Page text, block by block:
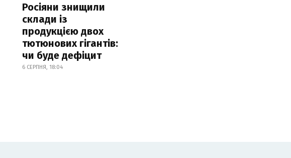
Росіяни знищили
склади із
продукцією двох
тютюнових гігантів:
чи буде дефіцит
6 СЕРПНЯ, 18:04